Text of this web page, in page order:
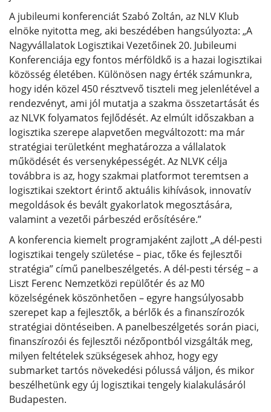
A jubileumi konferenciát Szabó Zoltán, az NLV Klub
elnöke nyitotta meg, aki beszédében hangsúlyozta: „A
Nagyvállalatok Logisztikai Vezetőinek 20. Jubileumi
Konferenciája egy fontos mérföldkő is a hazai logisztikai
közösség életében. Különösen nagy érték számunkra,
hogy idén közel 450 résztvevő tiszteli meg jelenlétével a
rendezvényt, ami jól mutatja a szakma összetartását és
az NLVK folyamatos fejlődését. Az elmúlt időszakban a
logisztika szerepe alapvetően megváltozott: ma már
stratégiai területként meghatározza a vállalatok
működését és versenyképességét. Az NLVK célja
továbbra is az, hogy szakmai platformot teremtsen a
logisztikai szektort érintő aktuális kihívások, innovatív
megoldások és bevált gyakorlatok megosztására,
valamint a vezetői párbeszéd erősítésére.”
A konferencia kiemelt programjaként zajlott „A dél-pesti
logisztikai tengely születése – piac, tőke és fejlesztői
stratégia” című panelbeszélgetés. A dél-pesti térség – a
Liszt Ferenc Nemzetközi repülőtér és az M0
közelségének köszönhetően – egyre hangsúlyosabb
szerepet kap a fejlesztők, a bérlők és a finanszírozók
stratégiai döntéseiben. A panelbeszélgetés során piaci,
finanszírozói és fejlesztői nézőpontból vizsgálták meg,
milyen feltételek szükségesek ahhoz, hogy egy
submarket tartós növekedési pólussá váljon, és mikor
beszélhetünk egy új logisztikai tengely kialakulásáról
Budapesten.